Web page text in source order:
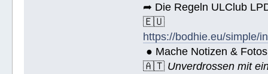
➦ Die Regeln ULClub
🇪🇺
https://bodhie.eu/simple/
● Mache Notizen &
🇦🇹 Unverdrossen mit